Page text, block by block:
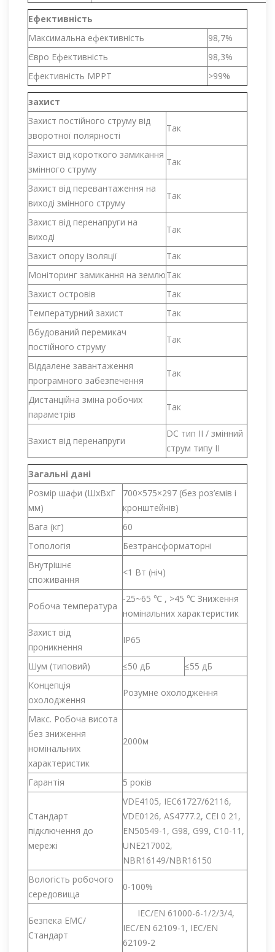
Ефективність
Максимальна ефективність
98,7%
Євро Ефективність
98,3%
Ефективність MPPT
>99%
захист
Захист постійного струму від
зворотної полярності
Так
Захист від короткого замикання
змінного струму
Так
Захист від перевантаження на
виході змінного струму
Так
Захист від перенапруги на
виході
Так
Захист опору ізоляції
Так
Моніторинг замикання на землюТак
Захист островів
Так
Температурний захист
Так
Вбудований перемикач
постійного струму
Так
Віддалене завантаження
програмного забезпечення
Так
Дистанційна зміна робочих
параметрів
Так
Захист від перенапруги
DC тип II / змінний
струм типу II
Загальні дані
Розмір шафи (ШxВxГ
мм)
700×575×297 (без роз’ємів і
кронштейнів)
Вага (кг)
60
Топологія
Безтрансформаторні
Внутрішнє
споживання
<1 Вт (ніч)
Робоча температура
-25~65 ℃ , >45 ℃ Зниження
номінальних характеристик
Захист від
проникнення
IP65
Шум (типовий) ≤50 дБ
≤55 дБ
Концепція
охолодження
Розумне охолодження
Макс. Робоча висота
без зниження
номінальних
характеристик
2000м
Гарантія 5 років
Стандарт
підключення до
мережі
VDE4105, IEC61727/62116,
VDE0126, AS4777.2, CEI 0 21,
EN50549-1, G98, G99, C10-11,
UNE217002,
NBR16149/NBR16150
Вологість робочого
середовища
0-100%
Безпека EMC/
Стандарт
IEC/EN 61000-6-1/2/3/4,
IEC/EN 62109-1, IEC/EN
62109-2